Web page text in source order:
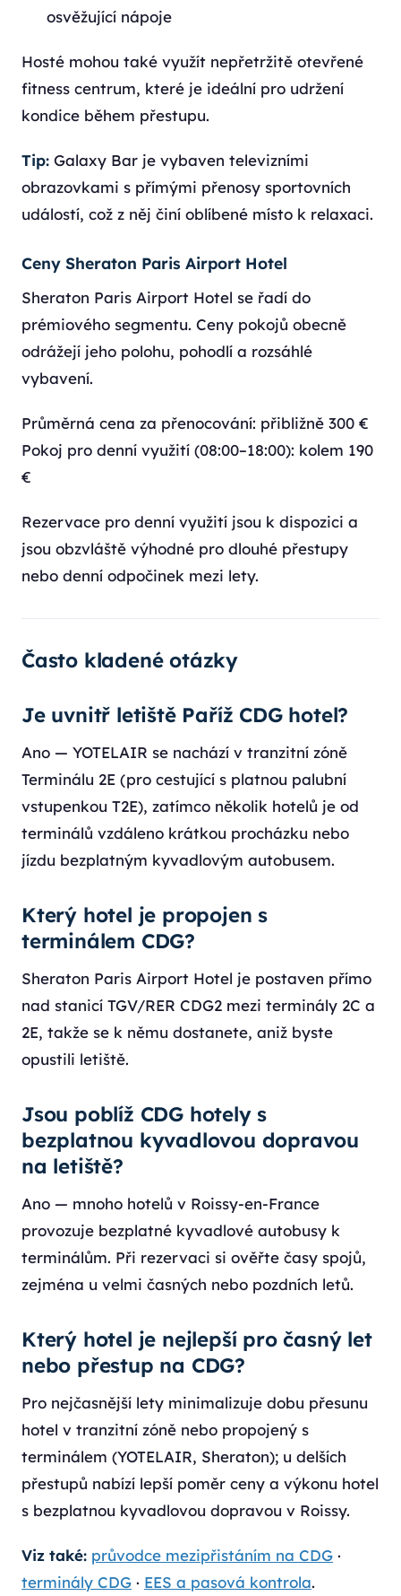
osvěžující nápoje
Hosté mohou také využít nepřetržitě otevřené
fitness centrum, které je ideální pro udržení
kondice během přestupu.
Tip: Galaxy Bar je vybaven televizními
obrazovkami s přímými přenosy sportovních
událostí, což z něj činí oblíbené místo k relaxaci.
Ceny Sheraton Paris Airport Hotel
Sheraton Paris Airport Hotel se řadí do
prémiového segmentu. Ceny pokojů obecně
odrážejí jeho polohu, pohodlí a rozsáhlé
vybavení.
Průměrná cena za přenocování: přibližně 300 €
Pokoj pro denní využití (08:00–18:00): kolem 190
€
Rezervace pro denní využití jsou k dispozici a
jsou obzvláště výhodné pro dlouhé přestupy
nebo denní odpočinek mezi lety.
Často kladené otázky
Je uvnitř letiště Paříž CDG hotel?
Ano — YOTELAIR se nachází v tranzitní zóně
Terminálu 2E (pro cestující s platnou palubní
vstupenkou T2E), zatímco několik hotelů je od
terminálů vzdáleno krátkou procházku nebo
jízdu bezplatným kyvadlovým autobusem.
Který hotel je propojen s
terminálem CDG?
Sheraton Paris Airport Hotel je postaven přímo
nad stanicí TGV/RER CDG2 mezi terminály 2C a
2E, takže se k němu dostanete, aniž byste
opustili letiště.
Jsou poblíž CDG hotely s
bezplatnou kyvadlovou dopravou
na letiště?
Ano — mnoho hotelů v Roissy-en-France
provozuje bezplatné kyvadlové autobusy k
terminálům. Při rezervaci si ověřte časy spojů,
zejména u velmi časných nebo pozdních letů.
Který hotel je nejlepší pro časný let
nebo přestup na CDG?
Pro nejčasnější lety minimalizuje dobu přesunu
hotel v tranzitní zóně nebo propojený s
terminálem (YOTELAIR, Sheraton); u delších
přestupů nabízí lepší poměr ceny a výkonu hotel
s bezplatnou kyvadlovou dopravou v Roissy.
Viz také: průvodce mezipřistáním na CDG ·
terminály CDG · EES a pasová kontrola.